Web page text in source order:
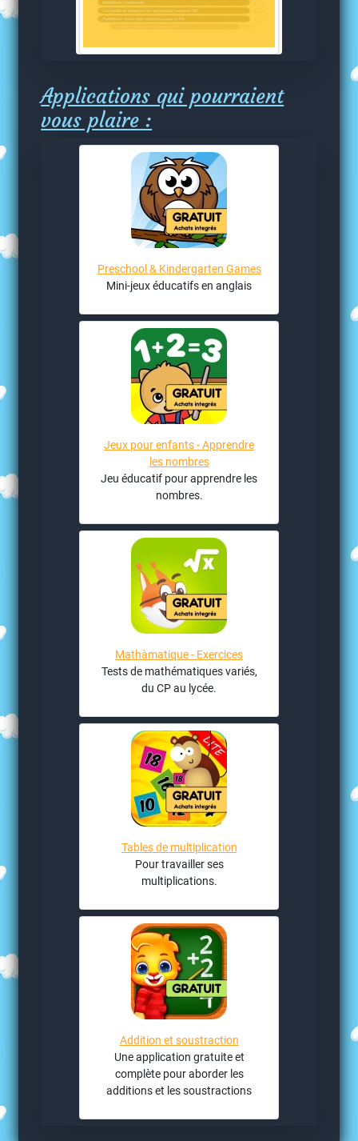
Applications qui pourraient
vous plaire :
Preschool & Kindergarten Games
Mini-jeux éducatifs en anglais
Jeux pour enfants - Apprendre
les nombres
Jeu éducatif pour apprendre les
nombres.
Mathàmatique - Exercices
Tests de mathématiques variés,
du CP au lycée.
Tables de multiplication
Pour travailler ses
multiplications.
Addition et soustraction
Une application gratuite et
complète pour aborder les
additions et les soustractions